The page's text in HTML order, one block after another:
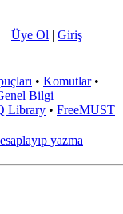
Üye Ol | Giriş
• Komutlar•
Bilgi
Library • FreeMUST
yazma